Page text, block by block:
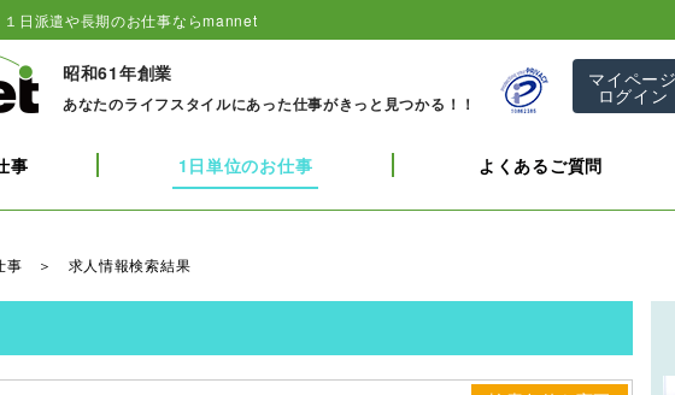
日派遣や長期のお仕事ならmannet
昭和61年創業
あなたのライフスタイルにあった仕事がきっと見つかる！！
マイページ
ログイン
事 1日単位のお仕事 よくあるご質問
事 ＞ 求人情報検索結果